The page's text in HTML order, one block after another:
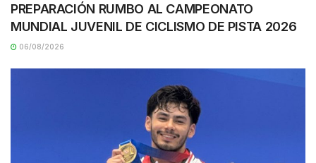
PREPARACIÓN RUMBO AL CAMPEONATO
MUNDIAL JUVENIL DE CICLISMO DE PISTA 2026
06/08/2026